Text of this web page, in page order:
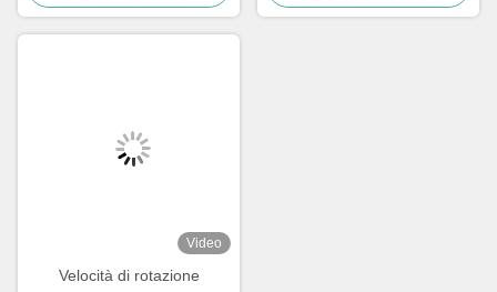
15-30min
Video
Velocità di rotazione